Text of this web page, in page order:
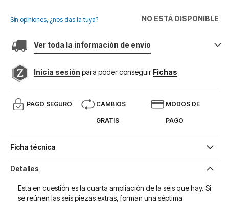
galería
imágenes
NO ESTÁ DISPONIBLE
Sin opiniones, ¿nos das la tuya?
Ver toda la información de envio
Inicia sesión para poder conseguir Fichas
PAGO SEGURO CAMBIOS
GRATIS
MODOS DE
PAGO
Ficha técnica
Detalles
Esta en cuestión es la cuarta ampliación de la seis que hay. Si
se reúnen las seis piezas extras, forman una séptima